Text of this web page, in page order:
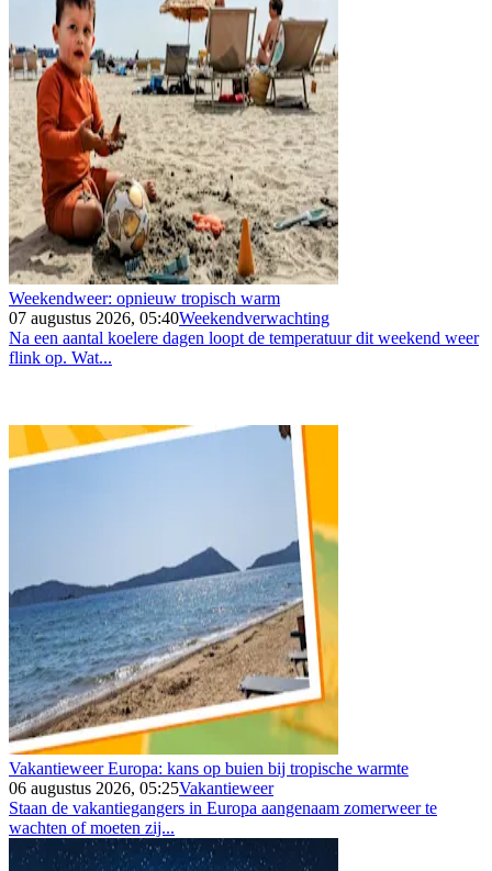
Weekendweer: opnieuw tropisch warm
07 augustus 2026, 05:40Weekendverwachting
Na een aantal koelere dagen loopt de temperatuur dit weekend weer
flink op. Wat...
Vakantieweer Europa: kans op buien bij tropische warmte
06 augustus 2026, 05:25Vakantieweer
Staan de vakantiegangers in Europa aangenaam zomerweer te
wachten of moeten zij...